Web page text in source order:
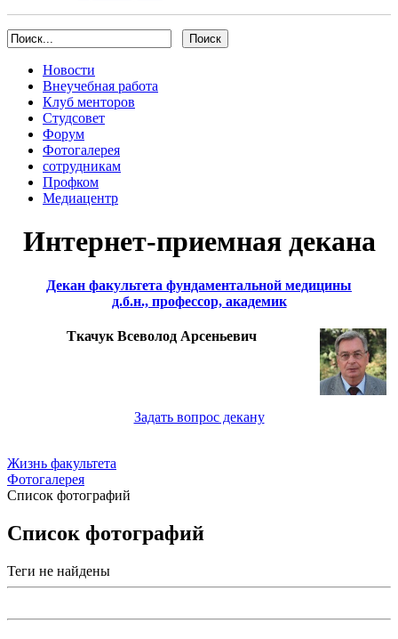
Новости
Внеучебная работа
Клуб менторов
Студсовет
Форум
Фотогалерея
сотрудникам
Профком
Медиацентр
Интернет-приемная декана
Декан факультета фундаментальной медицины
д.б.н., профессор, академик
Ткачук Всеволод Арсеньевич
Задать вопрос декану
Жизнь факультета
Фотогалерея
Список фотографий
Список фотографий
Теги не найдены